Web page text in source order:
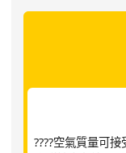
????空氣質量可